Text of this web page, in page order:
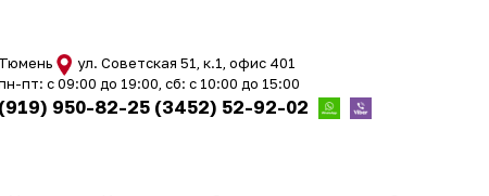
Тюмень
ул. Советская 51, к.1, офис 401
пт: с 09:00 до 19:00, сб: с 10:00 до 15:00
(919) 950-82-25 (3452) 52-92-02